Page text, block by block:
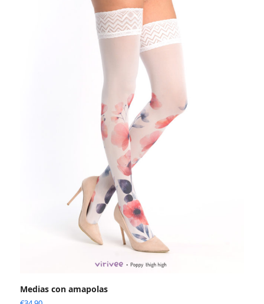
Medias con amapolas